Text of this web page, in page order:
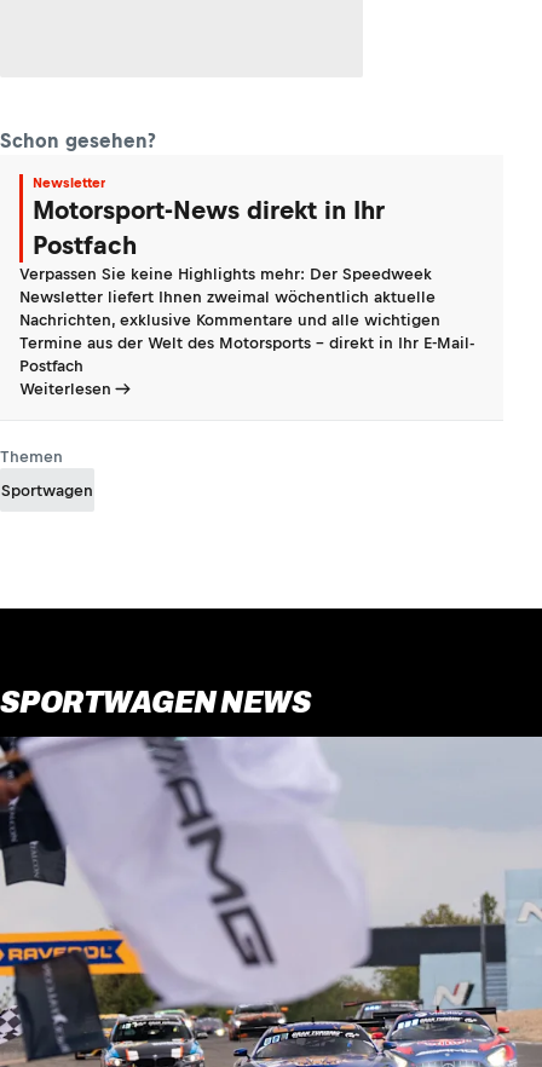
Schon gesehen?
Newsletter
Motorsport-News direkt in Ihr
Postfach
Verpassen Sie keine Highlights mehr: Der Speedweek
Newsletter liefert Ihnen zweimal wöchentlich aktuelle
Nachrichten, exklusive Kommentare und alle wichtigen
Termine aus der Welt des Motorsports - direkt in Ihr E-Mail-
Postfach
Weiterlesen
Themen
Sportwagen
SPORTWAGEN NEWS